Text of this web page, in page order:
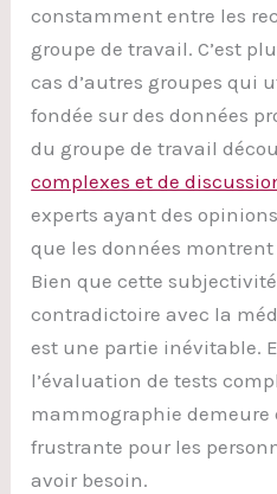
constamment entre les
groupe de travail. C’est
cas d’autres groupes qui
fondée sur des données
du groupe de travail
complexes et de
experts ayant des
que les données
Bien que cette
contradictoire avec la
est une partie inévitable.
l’évaluation de tests
mammographie demeure
frustrante pour les
avoir besoin.